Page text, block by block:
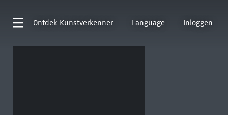
Ontdek Kunstverkenner Language Inloggen